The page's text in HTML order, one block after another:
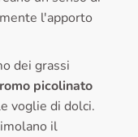
l'apporto
dei grassi
picolinato
voglie di dolci.
il